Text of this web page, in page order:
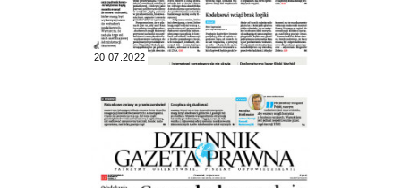
20.07.2022